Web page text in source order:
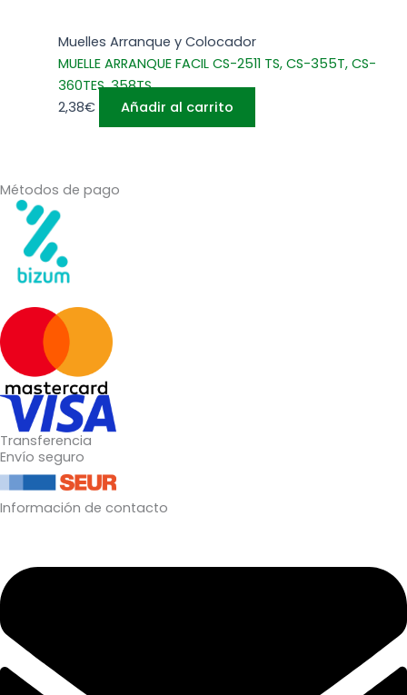
Muelles Arranque y Colocador
MUELLE ARRANQUE FACIL CS-2511 TS, CS-355T, CS-
360TES, 358TS
2,38€ Añadir al carrito
Métodos de pago
Transferencia
Envío seguro
Información de contacto